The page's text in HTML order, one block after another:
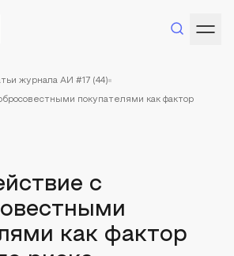
журнала АИ #17 (44)
покупателями как фактор
с
как фактор